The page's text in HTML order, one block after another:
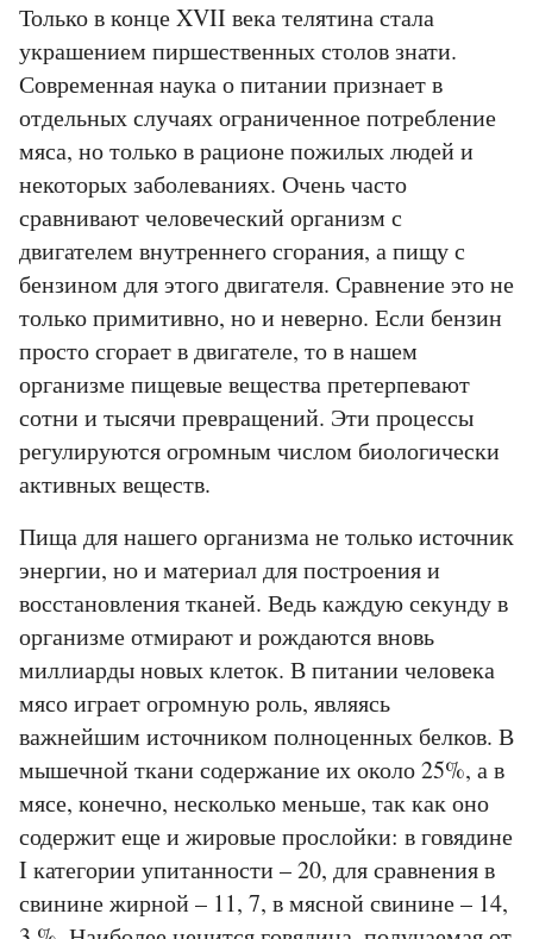
Только в конце XVII века телятина стала
украшением пиршественных столов знати.
Современная наука о питании признает в
отдельных случаях ограниченное потребление
мяса, но только в рационе пожилых людей и
некоторых заболеваниях. Очень часто
сравнивают человеческий организм с
двигателем внутреннего сгорания, а пищу с
бензином для этого двигателя. Сравнение это не
только примитивно, но и неверно. Если бензин
просто сгорает в двигателе, то в нашем
организме пищевые вещества претерпевают
сотни и тысячи превращений. Эти процессы
регулируются огромным числом биологически
активных веществ.
Пища для нашего организма не только источник
энергии, но и материал для построения и
восстановления тканей. Ведь каждую секунду в
организме отмирают и рождаются вновь
миллиарды новых клеток. В питании человека
мясо играет огромную роль, являясь
важнейшим источником полноценных белков. В
мышечной ткани содержание их около 25%, а в
мясе, конечно, несколько меньше, так как оно
содержит еще и жировые прослойки: в говядине
I категории упитанности – 20, для сравнения в
свинине жирной – 11, 7, в мясной свинине – 14,